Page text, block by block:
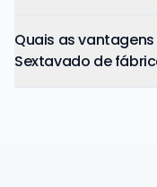
Quais as
Sextavado de